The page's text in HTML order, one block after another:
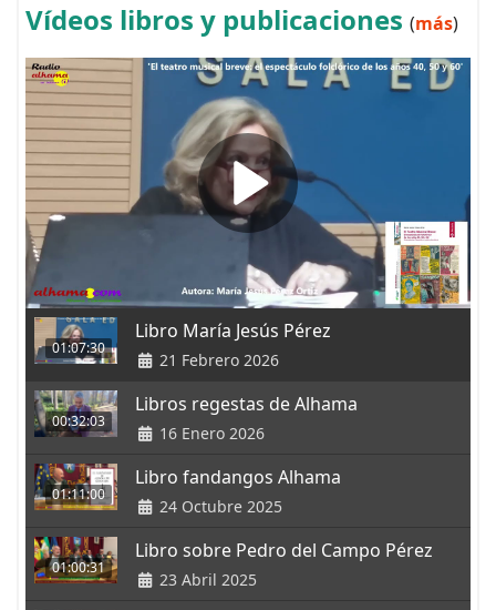
Vídeos libros y publicaciones (más)
01:07:30
Libro María Jesús Pérez
21 Febrero 2026
00:32:03
Libros regestas de Alhama
16 Enero 2026
01:11:00
Libro fandangos Alhama
24 Octubre 2025
01:00:31
Libro sobre Pedro del Campo Pérez
23 Abril 2025